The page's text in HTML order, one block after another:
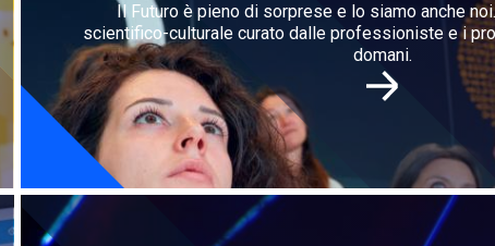
Il Futuro è pieno di sorprese e lo siamo anche
scientifico-culturale curato dalle professioniste e i
domani.
Immagine